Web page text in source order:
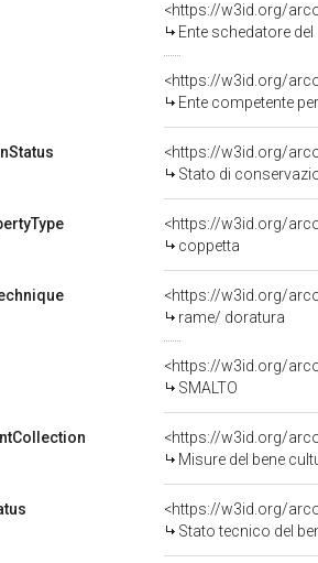
<https://w3id.org/
Ente schedatore
<https://w3id.org/
Ente competente per
<https://w3id.org/
Stato di
<https://w3id.org/
coppetta
<https://w3id.org/
rame/ doratura
<https://w3id.org/
SMALTO
<https://w3id.org/
Misure del bene
<https://w3id.org/
Stato tecnico del